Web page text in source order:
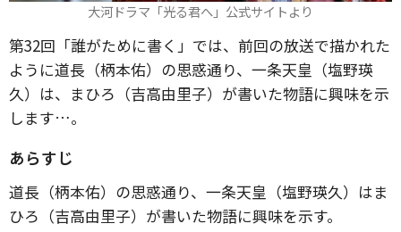
大河ドラマ「光る君へ」公式サイトより
第32回「誰がために書く」では、前回の放送で描かれた
ように道長（柄本佑）の思惑通り、一条天皇（塩野瑛
久）は、まひろ（吉高由里子）が書いた物語に興味を示
します…。
あらすじ
道長（柄本佑）の思惑通り、一条天皇（塩野瑛久）はま
ひろ（吉高由里子）が書いた物語に興味を示す。